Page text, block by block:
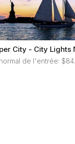
City - City Lights
de l'entrée: